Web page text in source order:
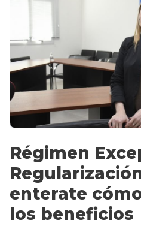
Régimen
enterate
los beneficios